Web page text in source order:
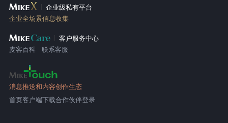
企业级私有平台
企业全场景信息收集
客户服务中心
麦客百科
联系客服
消息推送和内容创作生态
首页客户端下载合作伙伴登录